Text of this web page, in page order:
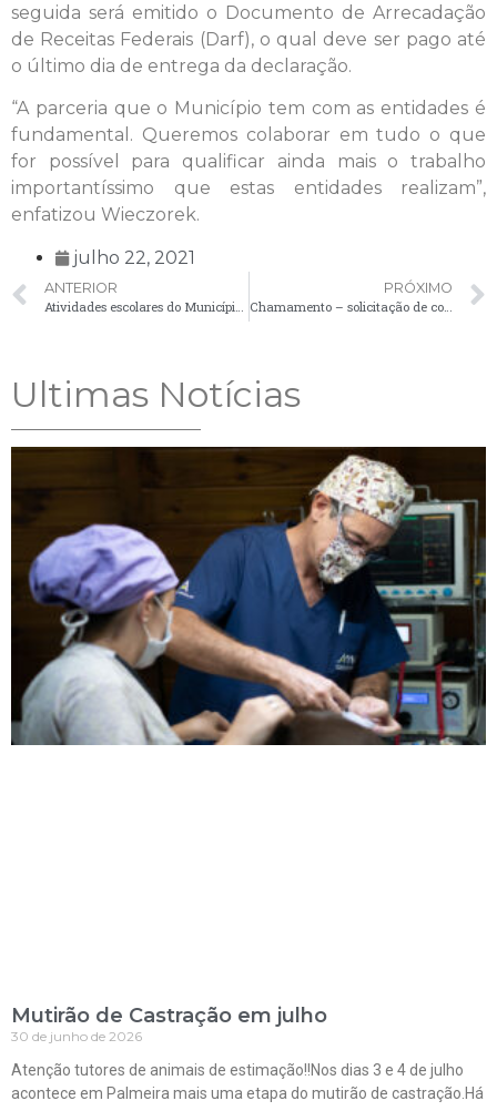
seguida será emitido o Documento de Arrecadação
de Receitas Federais (Darf), o qual deve ser pago até
o último dia de entrega da declaração.
“A parceria que o Município tem com as entidades é
fundamental. Queremos colaborar em tudo o que
for possível para qualificar ainda mais o trabalho
importantíssimo que estas entidades realizam”,
enfatizou Wieczorek.
julho 22, 2021
ANTERIOR
PRÓXIMO
Chamamento – solicitação de comparecimento de candidatos – 22/07
Ultimas Notícias
Mutirão de Castração em julho
30 de junho de 2026
Atenção tutores de animais de estimação!!Nos dias 3 e 4 de julho
acontece em Palmeira mais uma etapa do mutirão de castração.Há